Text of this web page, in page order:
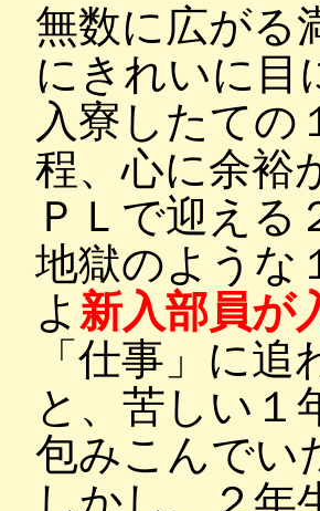
無数に広がる
にきれいに目
入寮したての
程、心に余裕
ＰＬで迎え
地獄のような
よ 新入部員が
「仕事」に
と、苦しい１
包みこんでい